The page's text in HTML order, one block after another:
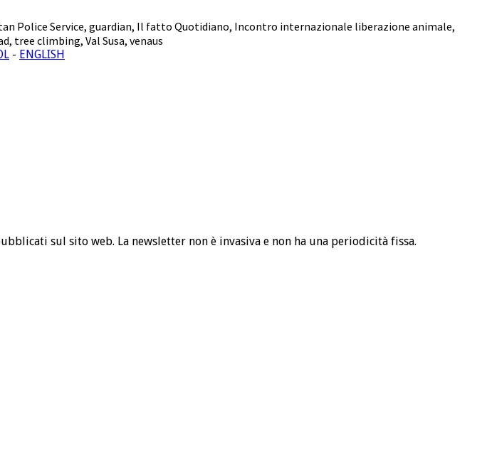
Police Service, guardian, Il fatto Quotidiano, Incontro internazionale liberazione animale,
, tree climbing, Val Susa, venaus
- ENGLISH
sul sito web. La newsletter non è invasiva e non ha una periodicità fissa.